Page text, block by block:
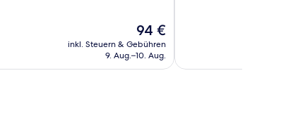
Der
Preis
beträgt
94 €
inkl. Steuern & Gebühren
9. Aug.–10. Aug.